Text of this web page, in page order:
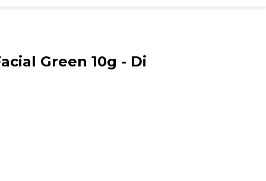
Green 10g - Di